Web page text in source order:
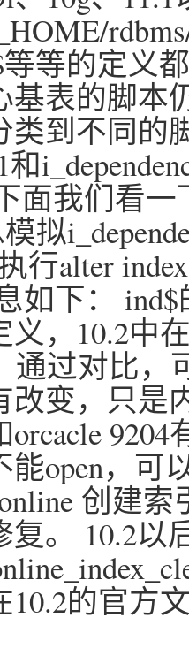
等等的定义
基表的脚本
到不同的
和
面我们看
拟
行alter
如下：
，10.2中
通过对比
改变，只是
能open，可
创建
。 10.2以
10.2的官方